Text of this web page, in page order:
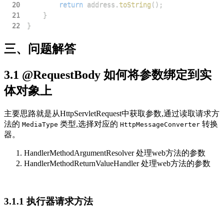
20
return address . toString ( ) ;
21
}
22
}
三、问题解答
3.1 @RequestBody 如何将参数绑定到实
体对象上
主要思路就是从HttpServletRequest中获取参数,通过读取请求方
法的 MediaType 类型,选择对应的 HttpMessageConverter 转换
器。
HandlerMethodArgumentResolver 处理web方法的参数
HandlerMethodReturnValueHandler 处理web方法的参数
3.1.1 执行器请求方法